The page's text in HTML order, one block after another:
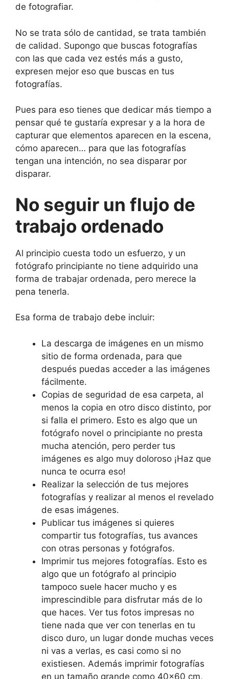
de fotografiar.
No se trata sólo de cantidad, se trata también
de calidad. Supongo que buscas fotografías
con las que cada vez estés más a gusto,
expresen mejor eso que buscas en tus
fotografías.
Pues para eso tienes que dedicar más tiempo a
pensar qué te gustaría expresar y a la hora de
capturar que elementos aparecen en la escena,
cómo aparecen… para que las fotografías
tengan una intención, no sea disparar por
disparar.
No seguir un flujo de
trabajo ordenado
Al principio cuesta todo un esfuerzo, y un
fotógrafo principiante no tiene adquirido una
forma de trabajar ordenada, pero merece la
pena tenerla.
Esa forma de trabajo debe incluir:
La descarga de imágenes en un mismo
sitio de forma ordenada, para que
después puedas acceder a las imágenes
fácilmente.
Copias de seguridad de esa carpeta, al
menos la copia en otro disco distinto, por
si falla el primero. Esto es algo que un
fotógrafo novel o principiante no presta
mucha atención, pero perder tus
imágenes es algo muy doloroso ¡Haz que
nunca te ocurra eso!
Realizar la selección de tus mejores
fotografías y realizar al menos el revelado
de esas imágenes.
Publicar tus imágenes si quieres
compartir tus fotografías, tus avances
con otras personas y fotógrafos.
Imprimir tus mejores fotografías. Esto es
algo que un fotógrafo al principio
tampoco suele hacer mucho y es
imprescindible para disfrutar más de lo
que haces. Ver tus fotos impresas no
tiene nada que ver con tenerlas en tu
disco duro, un lugar donde muchas veces
ni vas a verlas, es casi como si no
existiesen. Además imprimir fotografías
en un tamaño grande como 40×60 cm,